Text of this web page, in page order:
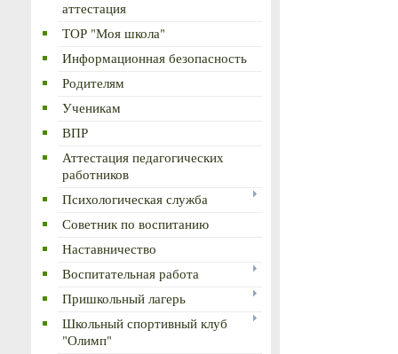
аттестация
ТОР "Моя школа"
Информационная безопасность
Родителям
Ученикам
ВПР
Аттестация педагогических
работников
Психологическая служба
Советник по воспитанию
Наставничество
Воспитательная работа
Пришкольный лагерь
Школьный спортивный клуб
"Олимп"